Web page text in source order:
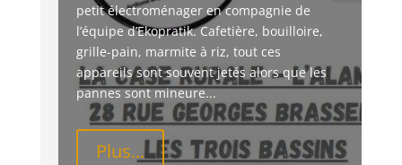
petit électroménager en compagnie de
l’équipe d’Ekopratik. Cafetière, bouilloire,
grille-pain, marmite à riz, tout ces
appareils sont souvent jetés alors que les
pannes sont mineure...
Plus...